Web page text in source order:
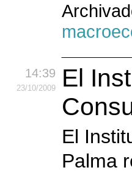
14:39
23/10/2009
El
El
Palma